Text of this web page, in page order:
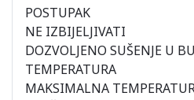
POSTUPAK
NE IZBIJELJIVATI
DOZVOLJENO SUŠENJE U
TEMPERATURA
MAKSIMALNA